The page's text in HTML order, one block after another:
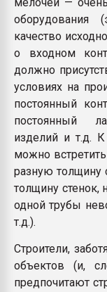
оборудования
качество
о входном
должно
условиях на
постоянный
постоянный
изделий и т.д.
можно
разную толщину
толщину стенок,
одной трубы
т.д.).
Строители,
объектов (и,
предпочитают